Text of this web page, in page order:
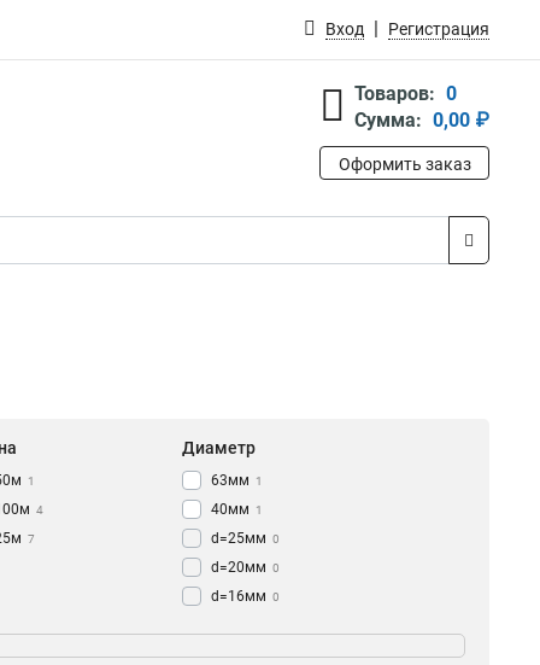
Вход Регистрация
Товаров: 0
Сумма: 0,00 ₽
Оформить заказ
1
4
7
Диаметр
63мм 1
40мм 1
d=25мм 0
d=20мм 0
d=16мм 0
32мм 2